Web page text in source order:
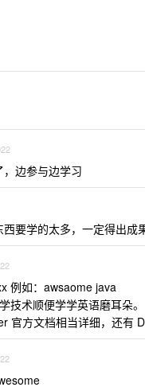
边参与边学习
要学的太多，一定得出成
例如：awsaome java
技术顺便学学英语磨耳朵。
官方文档相当详细，还有